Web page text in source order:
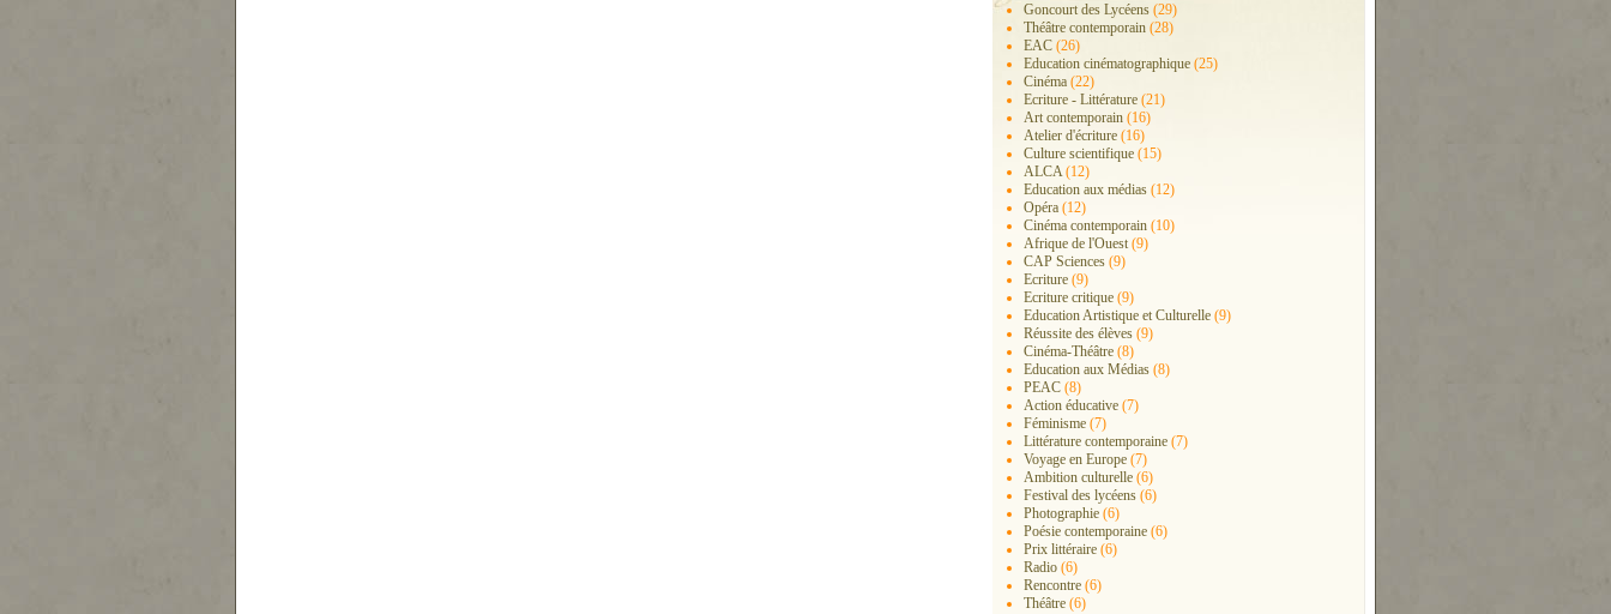
Goncourt des Lycéens (29)
Théâtre contemporain (28)
EAC (26)
Education cinématographique (25)
Cinéma (22)
Ecriture - Littérature (21)
Art contemporain (16)
Atelier d'écriture (16)
Culture scientifique (15)
ALCA(12)
Education aux médias (12)
Opéra (12)
Cinéma contemporain (10)
Afrique de l'Ouest (9)
CAP Sciences (9)
Ecriture (9)
Ecriture critique (9)
Education Artistique et Culturelle (9)
Réussite des élèves (9)
Cinéma-Théâtre (8)
Education aux Médias (8)
PEAC (8)
Action éducative (7)
Féminisme (7)
Littérature contemporaine (7)
Voyage en Europe (7)
Ambition culturelle (6)
Festival des lycéens (6)
Photographie (6)
Poésie contemporaine (6)
Prix littéraire (6)
Radio (6)
Rencontre (6)
Théâtre (6)